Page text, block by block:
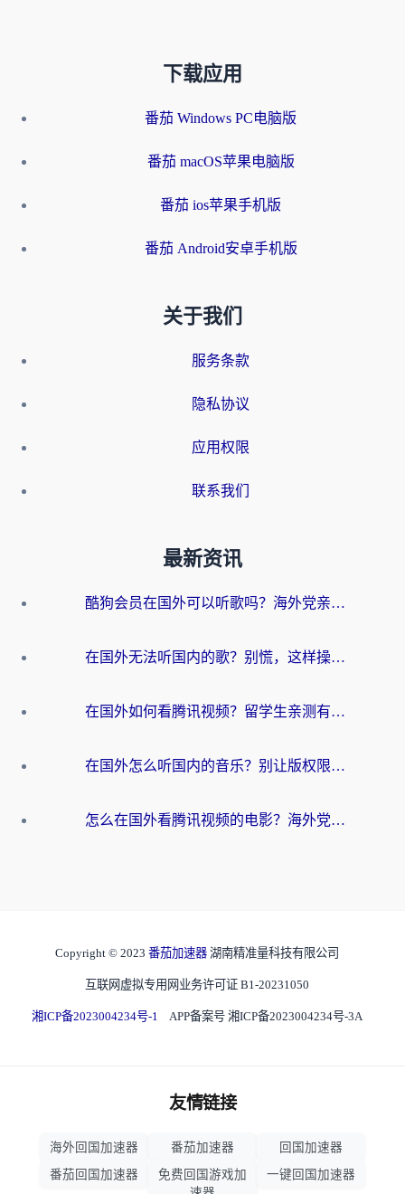
下载应用
番茄 Windows PC电脑版
番茄 macOS苹果电脑版
番茄 ios苹果手机版
番茄 Android安卓手机版
关于我们
服务条款
隐私协议
应用权限
联系我们
最新资讯
酷狗会员在国外可以听歌吗？海外党亲测有效：3步解决音乐权限难题
在国外无法听国内的歌？别慌，这样操作就能畅听QQ音乐（附亲测加速器推荐）
在国外如何看腾讯视频？留学生亲测有效的回国加速方案
在国外怎么听国内的音乐？别让版权限制断了你的华语歌单
怎么在国外看腾讯视频的电影？海外党亲测有效的回国加速指南
Copyright © 2023 番茄加速器 湖南精准量科技有限公司
互联网虚拟专用网业务许可证 B1-20231050
湘ICP备2023004234号-1 APP备案号 湘ICP备2023004234号-3A
友情链接
海外回国加速器 番茄加速器
回国加速器
番茄回国加速器
免费回国游戏加
一键回国加速器